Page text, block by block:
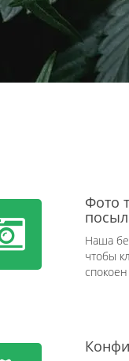
Фото
Наша
чтобы
спокоен